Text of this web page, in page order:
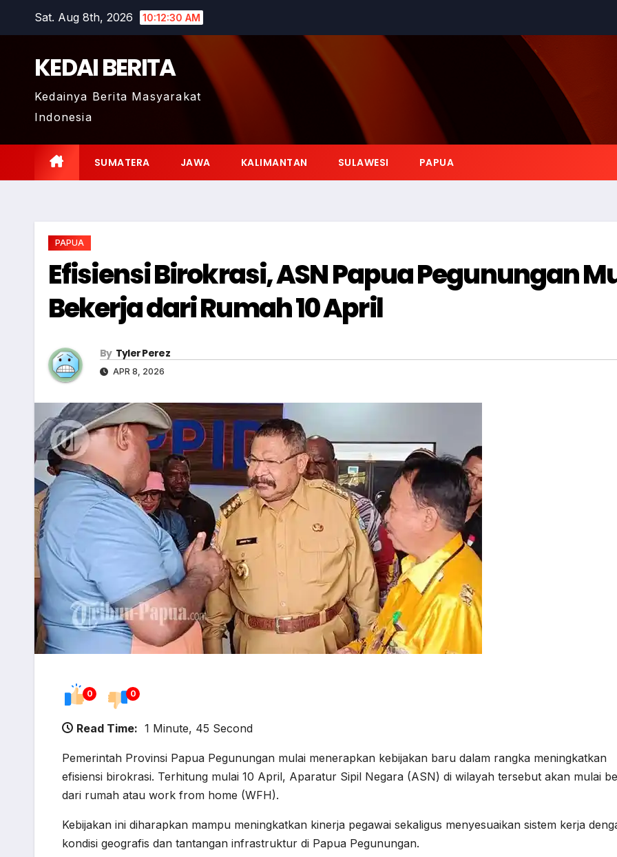
Sat. Aug 8th, 2026 10:12:31 AM
KEDAI BERITA
Kedainya Berita Masyarakat
Indonesia
SUMATERA JAWA KALIMANTAN SULAWESI PAPUA
PAPUA
Efisiensi Birokrasi, ASN Papua Pegunungan
Bekerja dari Rumah 10 April
By Tyler Perez
APR 8, 2026
0 0
Read Time: 1 Minute, 45 Second
Pemerintah Provinsi Papua Pegunungan mulai menerapkan kebijakan baru dalam rangka meningkatkan
efisiensi birokrasi. Terhitung mulai 10 April, Aparatur Sipil Negara (ASN) di wilayah tersebut akan mulai
dari rumah atau work from home (WFH).
Kebijakan ini diharapkan mampu meningkatkan kinerja pegawai sekaligus menyesuaikan sistem kerja
kondisi geografis dan tantangan infrastruktur di Papua Pegunungan.